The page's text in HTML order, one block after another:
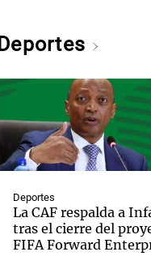
Deportes
Deportes
La CAF respalda a
tras el cierre del
FIFA Forward